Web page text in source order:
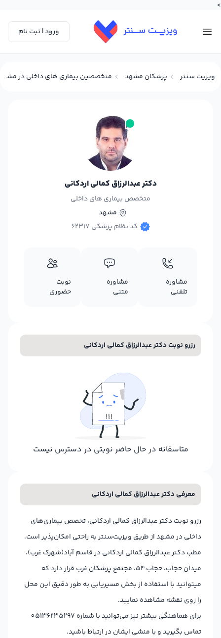
>
ورود | ثبت نام
ویزیت سنتر پزشکان مشهد متخصصین بیماری های داخلی در
دکتر عبدالرزاق کمالی اردکانی
متخصص بیماری های داخلی
مشهد
کد نظام پزشکی 62317
مشاوره
تلفنی
مشاوره
متنی
نوبت
حضوری
رزرو نوبت دکتر عبدالرزاق کمالی اردکانی
متاسفانه در حال حاضر نوبتی در دسترس نیست
معرفی دکتر عبدالرزاق کمالی اردکانی
رزرو نوبت دکتر عبدالرزاق کمالی اردکانی، تخصص بیماری‌های
داخلی در مشهد از طریق ویزیت‌سنتر به راحتی امکان‌پذیر است.
مطب دکتر عبدالرزاق کمالی اردکانی در قاسم آباد(شهرک غرب)،
میدان حجاب، حجاب ۵۴، مجتمع پزشکان غرب قرار دارد که
میتوانید با استفاده از بخش مسیریابی به طور دقیق این محل
را روی نقشه مشاهده نمایید.
برای هماهنگی بیشتر نیز می‌توانید با شماره 05136235297
تماس بگیرید و با منشی ایشان در ارتباط باشید.